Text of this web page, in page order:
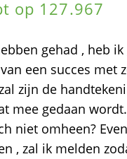
op 127.967
gehad , heb
een succes met
zijn de
mee gedaan
niet omheen?
, zal ik melden